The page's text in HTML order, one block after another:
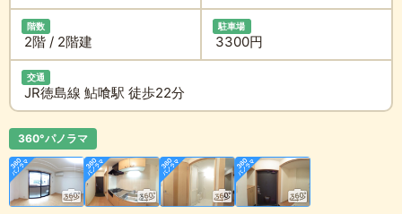
階数
2階 / 2階建
駐車場
3300円
交通
JR徳島線 鮎喰駅 徒歩22分
360°パノラマ